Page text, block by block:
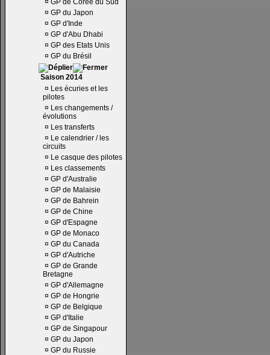
¤ GP de Corée du Sud
¤ GP du Japon
¤ GP d'Inde
¤ GP d'Abu Dhabi
¤ GP des Etats Unis
¤ GP du Brésil
Saison 2014
¤ Les écuries et les
pilotes
¤ Les changements /
évolutions
¤ Les transferts
¤ Le calendrier / les
circuits
¤ Le casque des pilotes
¤ Les classements
¤ GP d'Australie
¤ GP de Malaisie
¤ GP de Bahrein
¤ GP de Chine
¤ GP d'Espagne
¤ GP de Monaco
¤ GP du Canada
¤ GP d'Autriche
¤ GP de Grande
Bretagne
¤ GP d'Allemagne
¤ GP de Hongrie
¤ GP de Belgique
¤ GP d'Italie
¤ GP de Singapour
¤ GP du Japon
¤ GP du Russie